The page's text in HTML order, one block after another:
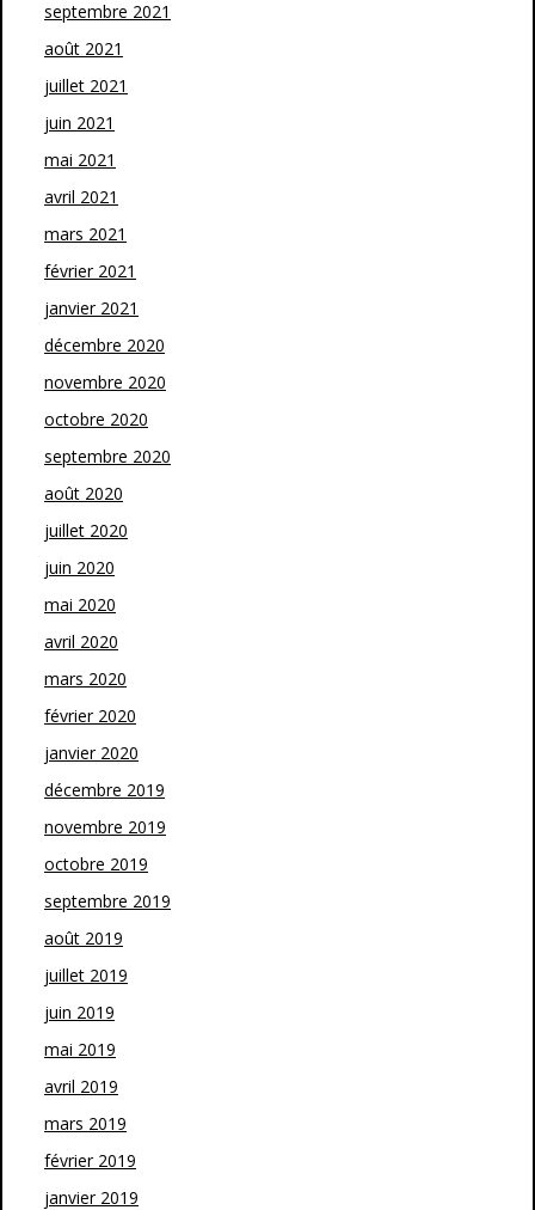
septembre 2021
août 2021
juillet 2021
juin 2021
mai 2021
avril 2021
mars 2021
février 2021
janvier 2021
décembre 2020
novembre 2020
octobre 2020
septembre 2020
août 2020
juillet 2020
juin 2020
mai 2020
avril 2020
mars 2020
février 2020
janvier 2020
décembre 2019
novembre 2019
octobre 2019
septembre 2019
août 2019
juillet 2019
juin 2019
mai 2019
avril 2019
mars 2019
février 2019
janvier 2019